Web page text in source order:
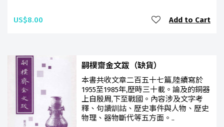
US$8.00 Add to Cart
嗣樸齋金文跋（缺貨）
本書共收文章二百五十七篇,陸續寫於
1955至1985年,歷時三十載。論及的銅器
上自殷周,下至戰國。內容涉及文字考
釋、句讀訓詁、歷史事件與人物、歷史
物理、器物斷代等五方面。..